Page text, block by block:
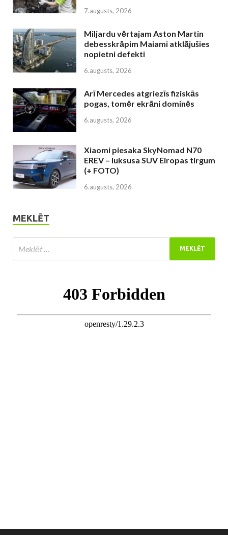
7.augusts, 2026
Miljardu vērtajam Aston Martin
debesskrāpim Maiami atklājušies
nopietni defekti
6.augusts, 2026
Arī Mercedes atgriezīs fiziskās
pogas, tomēr ekrāni dominēs
6.augusts, 2026
Xiaomi piesaka SkyNomad N70
EREV – luksusa SUV Eiropas tirgum
(+ FOTO)
6.augusts, 2026
MEKLĒT